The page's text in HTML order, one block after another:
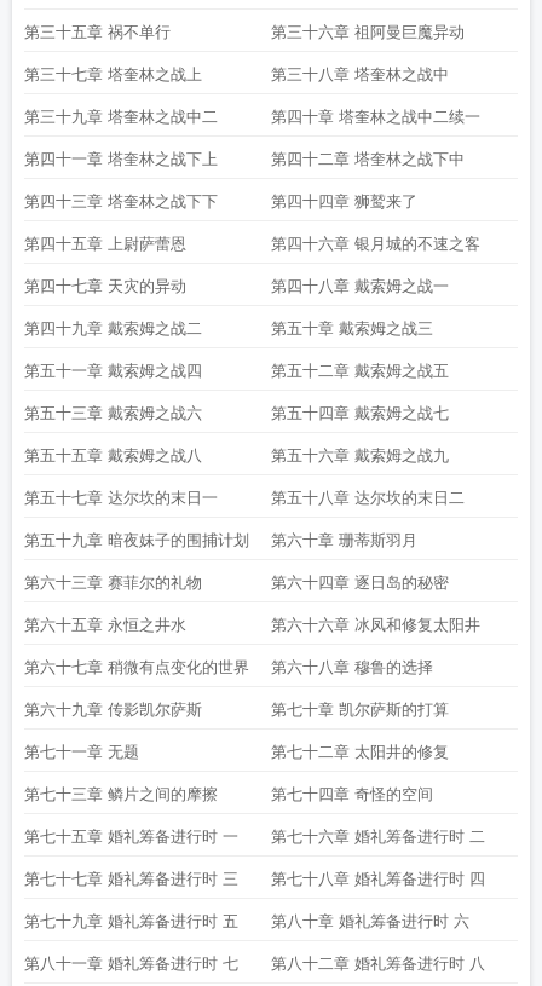
第三十五章 祸不单行 第三十六章 祖阿曼巨魔异动
第三十七章 塔奎林之战上 第三十八章 塔奎林之战中
第三十九章 塔奎林之战中二 第四十章 塔奎林之战中二续一
第四十一章 塔奎林之战下上 第四十二章 塔奎林之战下中
第四十三章 塔奎林之战下下 第四十四章 狮鹫来了
第四十五章 上尉萨蕾恩 第四十六章 银月城的不速之客
第四十七章 天灾的异动 第四十八章 戴索姆之战一
第四十九章 戴索姆之战二 第五十章 戴索姆之战三
第五十一章 戴索姆之战四 第五十二章 戴索姆之战五
第五十三章 戴索姆之战六 第五十四章 戴索姆之战七
第五十五章 戴索姆之战八 第五十六章 戴索姆之战九
第五十七章 达尔坎的末日一 第五十八章 达尔坎的末日二
第五十九章 暗夜妹子的围捕计划 第六十章 珊蒂斯羽月
第六十三章 赛菲尔的礼物 第六十四章 逐日岛的秘密
第六十五章 永恒之井水 第六十六章 冰凤和修复太阳井
第六十七章 稍微有点变化的世界 第六十八章 穆鲁的选择
第六十九章 传影凯尔萨斯 第七十章 凯尔萨斯的打算
第七十一章 无题 第七十二章 太阳井的修复
第七十三章 鳞片之间的摩擦 第七十四章 奇怪的空间
第七十五章 婚礼筹备进行时 一 第七十六章 婚礼筹备进行时 二
第七十七章 婚礼筹备进行时 三 第七十八章 婚礼筹备进行时 四
第七十九章 婚礼筹备进行时 五 第八十章 婚礼筹备进行时 六
第八十一章 婚礼筹备进行时 七 第八十二章 婚礼筹备进行时 八